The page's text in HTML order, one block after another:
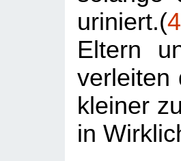
uriniert.(4
Eltern
verleiten
kleiner
in